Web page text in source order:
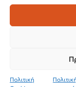
Πολιτική